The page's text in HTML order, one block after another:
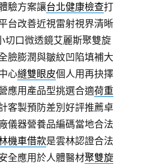
驗方案讓台北健康檢查打
台改善近視雷射視界清晰
切口微透鏡艾麗斯聚雙旋
臉膨潤與皺紋凹陷填補大
心縫雙眼皮個人用再抉擇
應用產品型挑選合適荷重
客製預防差別好評推薦卓
儀器營養品編碼當地合法
機車借款是雲林認證合法
全應用於人體醫材聚雙旋